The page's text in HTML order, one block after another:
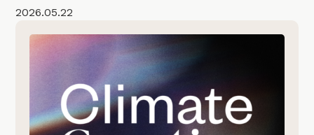
2026.05.22